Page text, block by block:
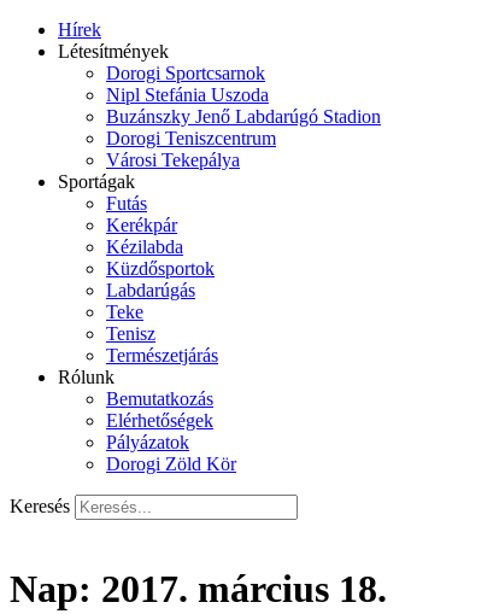
Hírek
Létesítmények
Dorogi Sportcsarnok
Nipl Stefánia Uszoda
Buzánszky Jenő Labdarúgó Stadion
Dorogi Teniszcentrum
Városi Tekepálya
Sportágak
Futás
Kerékpár
Kézilabda
Küzdősportok
Labdarúgás
Teke
Tenisz
Természetjárás
Rólunk
Bemutatkozás
Elérhetőségek
Pályázatok
Dorogi Zöld Kör
Keresés
Nap: 2017. március 18.